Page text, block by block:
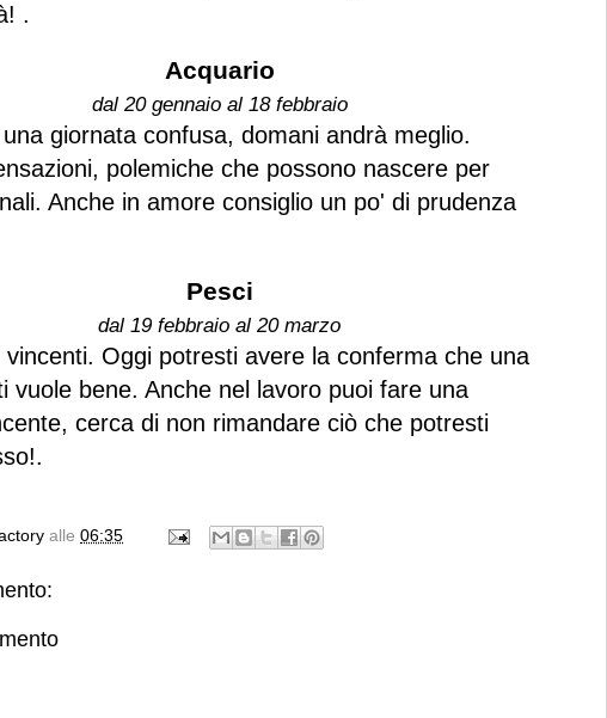
.
Acquario
dal 20 gennaio al 18 febbraio
giornata confusa, domani andrà meglio.
polemiche che possono nascere per
Anche in amore consiglio un po' di prudenza
Pesci
dal 19 febbraio al 20 marzo
vincenti. Oggi potresti avere la conferma che una
vuole bene. Anche nel lavoro puoi fare una
cerca di non rimandare ciò che potresti
alle 06:35